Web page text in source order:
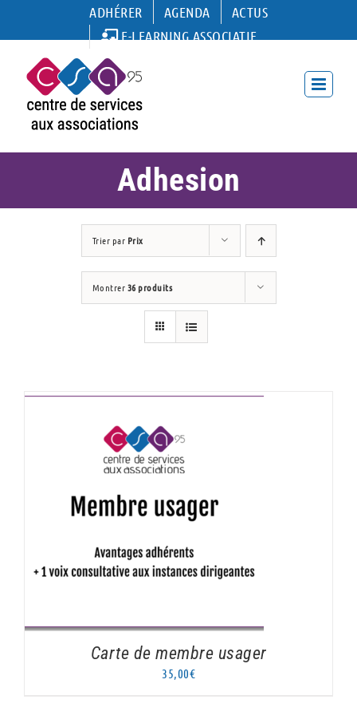
ADHÉRER AGENDA
ACTUS
E-LEARNING ASSOCIATIF
Adhesion
Trier par Prix
Montrer36 produits
AJOUTER AU PANIER / DÉTAILS
Carte de membre usager
35,00€